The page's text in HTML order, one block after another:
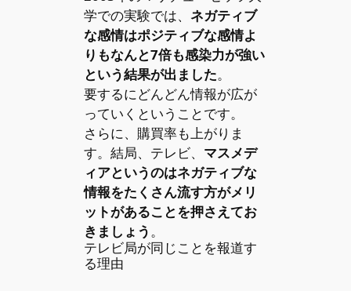
学での実験では、 ネガティブ
な感情はポジティブな感情よ
りもなんと7倍も感染力が強い
という結果が出ました。
要するにどんどん情報が広が
っていくということです。
さらに、購買率も上がりま
す。結局、テレビ、 マスメデ
ィアというのはネガティブな
情報をたくさん流す方がメリ
ットがあることを押さえてお
きましょう。
テレビ局が同じことを報道す
る理由